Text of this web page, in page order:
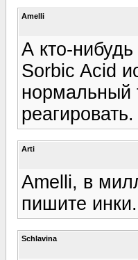
Amelli
А кто-
Sorbic Acid
нормальный
реагировать.
Arti
Amelli, в
пишите
Schlavina